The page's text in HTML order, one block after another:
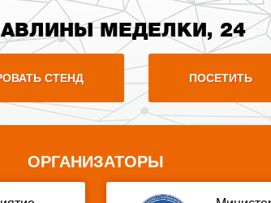
МЕДЕЛКИ, 24
СТЕНД ПОСЕТИТЬ
ОРГАНИЗАТОРЫ